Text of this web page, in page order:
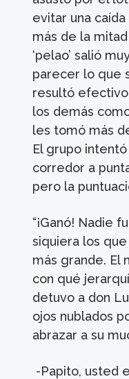
evitar una
más de la
‘pelao’ salió
parecer lo que
resultó
los demás
les tomó más
El grupo
corredor a
pero la
“¡Ganó! Nadie
siquiera los
más grande. El
con qué
detuvo a don
ojos nublados
abrazar a su
-Papito, usted